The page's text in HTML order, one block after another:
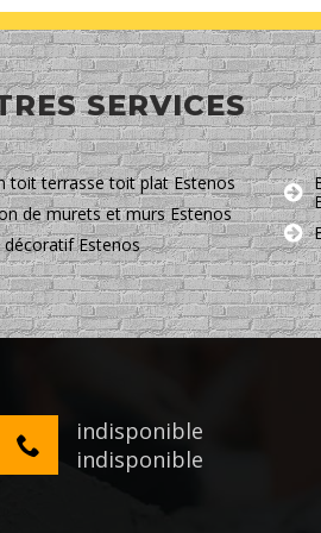
SERVICES
toit terrasse toit plat Estenos
de murets et murs Estenos
Estenos
indisponible
indisponible